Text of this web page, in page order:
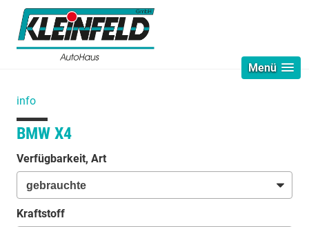
Menü
info
BMW X4
Verfügbarkeit, Art
Kraftstoff